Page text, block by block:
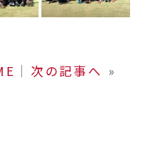
│ 次の記事へ »